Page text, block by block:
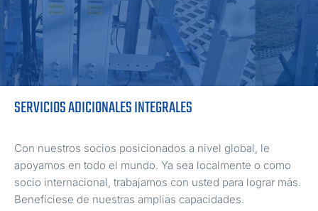
SERVICIOS ADICIONALES INTEGRALES
Con nuestros socios posicionados a nivel global, le
apoyamos en todo el mundo. Ya sea localmente o como
socio internacional, trabajamos con usted para lograr más.
Benefíciese de nuestras amplias capacidades.